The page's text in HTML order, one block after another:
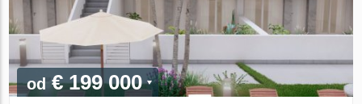
od € 199 000